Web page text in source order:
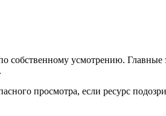
усмотрению. Главные
просмотра, если ресурс